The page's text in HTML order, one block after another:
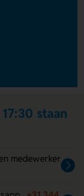
staan
medewerker